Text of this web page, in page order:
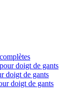
doigt de gants
doigt de gants
doigt de gants